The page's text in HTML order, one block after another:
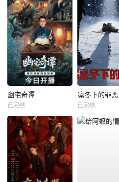
幽宅奇谭
已完结
凛冬下的罪恶
已完结